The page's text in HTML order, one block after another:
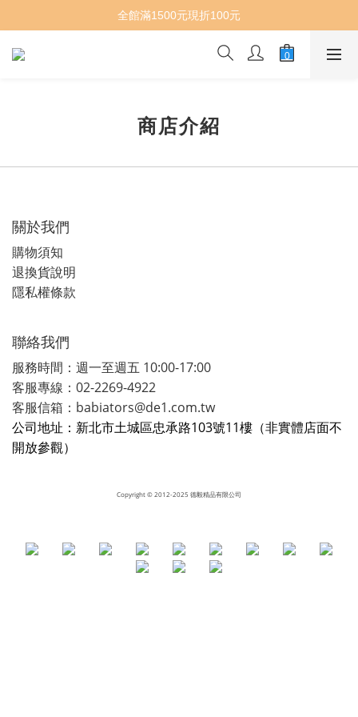
全館滿1500元現折100元
商店介紹
關於我們
購物須知
退換貨說明
隱私權條款
聯絡我們
服務時間：週一至週五 10:00-17:00
客服專線：02-2269-4922
客服信箱：babiators@de1.com.tw
公司地址：新北市土城區忠承路103號11樓（非實體店面不
開放參觀）
Copyright© 2012-2025 德毅精品有限公司